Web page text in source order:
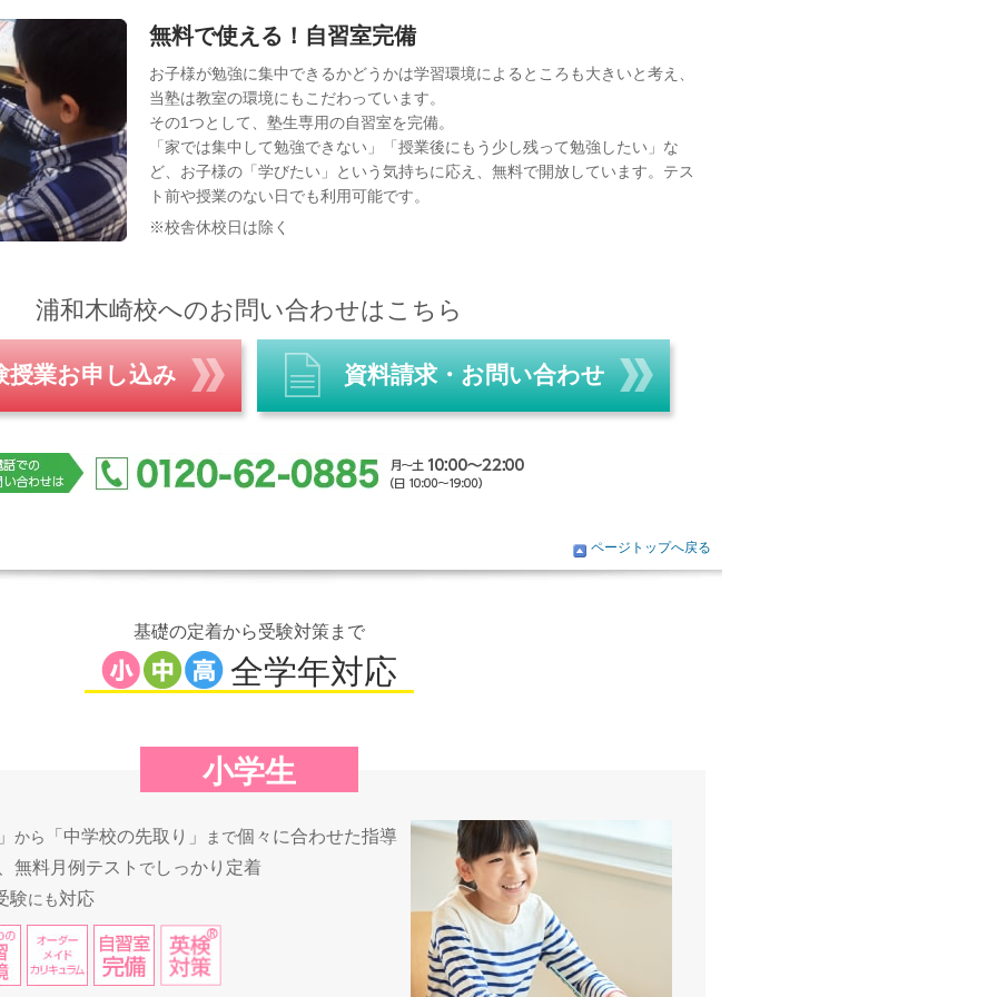
無料で使える！自習室完備
お子様が勉強に集中できるかどうかは学習環境によるところも大きいと考え、
当塾は教室の環境にもこだわっています。
その1つとして、塾生専用の自習室を完備。
「家では集中して勉強できない」「授業後にもう少し残って勉強したい」な
ど、お子様の「学びたい」という気持ちに応え、無料で開放しています。テス
ト前や授業のない日でも利用可能です。
※校舎休校日は除く
浦和木崎校へのお問い合わせはこちら
授業お申し込み 資料請求・お問い合わせ
ページトップへ戻る
基礎の定着から受験対策まで
全学年対応
小学生
から 「中学校の先取り」 まで個々に合わせた指導
無料月例テスト でしっかり定着
験にも対応